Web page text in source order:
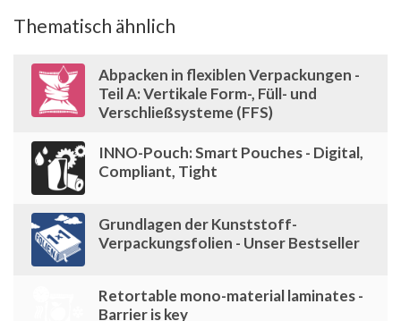
Thematisch ähnlich
Abpacken in flexiblen Verpackungen -
Teil A: Vertikale Form-, Füll- und
Verschließsysteme (FFS)
INNO-Pouch: Smart Pouches - Digital,
Compliant, Tight
Grundlagen der Kunststoff-
Verpackungsfolien - Unser Bestseller
Retortable mono-material laminates -
Barrier is key